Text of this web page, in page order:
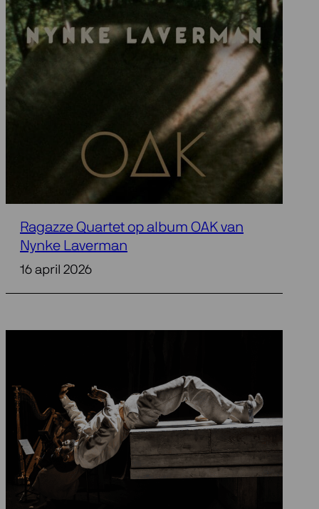
Ragazze Quartet op album OAK van
Nynke Laverman
16 april 2026